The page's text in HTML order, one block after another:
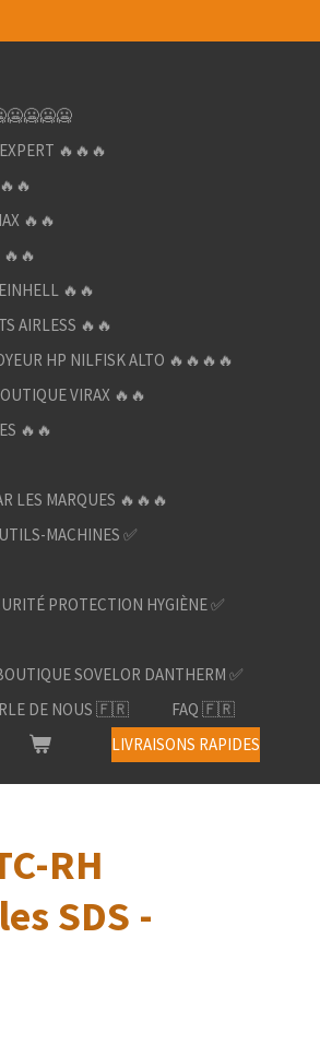
🔥🔥🔥
🔥🔥
🔥🔥
🔥🔥
AIRLESS 🔥🔥
HP NILFISK ALTO 🔥🔥🔥🔥
VIRAX 🔥🔥
🔥🔥
LES MARQUES 🔥🔥🔥
MACHINES ✅
PROTECTION HYGIÈNE ✅
SOVELOR DANTHERM ✅
DE NOUS 🇫🇷
FAQ 🇫🇷
LIVRAISONS RAPIDES
RH
SDS -